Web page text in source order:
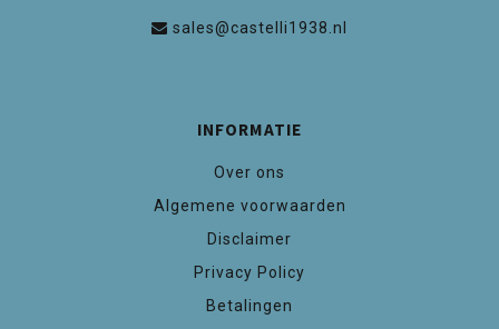
sales@castelli1938.nl
INFORMATIE
Over ons
Algemene voorwaarden
Disclaimer
Privacy Policy
Betalingen